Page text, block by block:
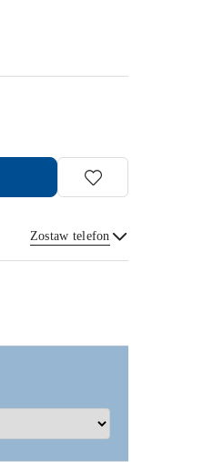
Zostaw telefon
Wyślij